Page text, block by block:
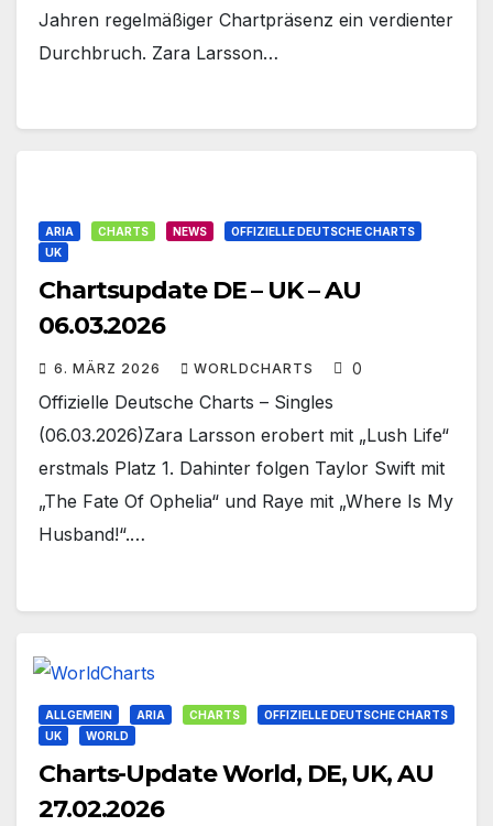
Jahren regelmäßiger Chartpräsenz ein verdienter
Durchbruch. Zara Larsson…
ARIA CHARTS NEWS
OFFIZIELLE DEUTSCHE CHARTS
UK
Chartsupdate DE – UK – AU
06.03.2026
6. MÄRZ 2026 WORLDCHARTS 0
Offizielle Deutsche Charts – Singles
(06.03.2026)Zara Larsson erobert mit „Lush Life“
erstmals Platz 1. Dahinter folgen Taylor Swift mit
„The Fate Of Ophelia“ und Raye mit „Where Is My
Husband!“.…
ALLGEMEIN ARIA CHARTS
OFFIZIELLE DEUTSCHE CHARTS
UK
WORLD
Charts-Update World, DE, UK, AU
27.02.2026